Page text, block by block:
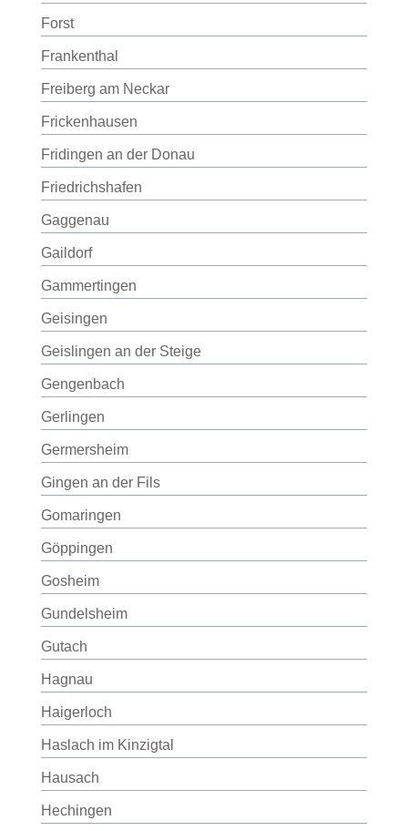
Forst
Frankenthal
Freiberg am Neckar
Frickenhausen
Fridingen an der Donau
Friedrichshafen
Gaggenau
Gaildorf
Gammertingen
Geisingen
Geislingen an der Steige
Gengenbach
Gerlingen
Germersheim
Gingen an der Fils
Gomaringen
Göppingen
Gosheim
Gundelsheim
Gutach
Hagnau
Haigerloch
Haslach im Kinzigtal
Hausach
Hechingen